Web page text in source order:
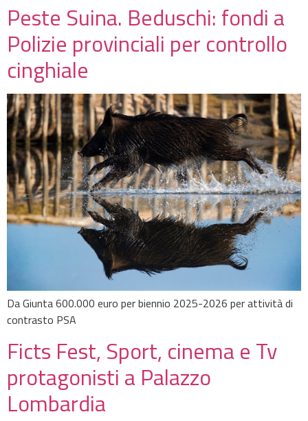
Peste Suina. Beduschi: fondi a
Polizie provinciali per controllo
cinghiale
Da Giunta 600.000 euro per biennio 2025-2026 per attività di
contrasto PSA
Ficts Fest, Sport, cinema e Tv
protagonisti a Palazzo
Lombardia